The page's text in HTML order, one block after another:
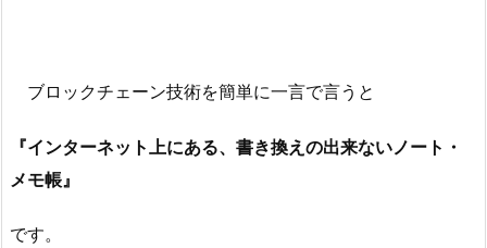
ブロックチェーン技術を簡単に一言で言うと
『インターネット上にある、書き換えの出来ないノート・
メモ帳』
です。